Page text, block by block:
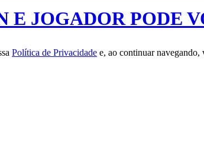
JOGADOR PODE
Política de Privacidade e, ao continuar navegando,